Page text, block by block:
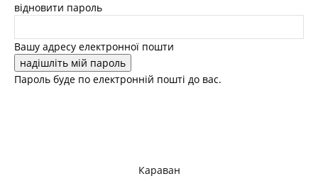
відновити пароль
Вашу адресу електронної пошти
Пароль буде по електронній пошті до вас.
Караван